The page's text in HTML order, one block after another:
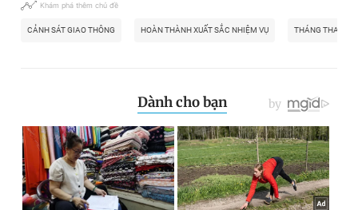
Khám phá thêm chủ đề
CẢNH SÁT GIAO THÔNG HOÀN THÀNH XUẤT SẮC NHIỆM VỤ THÁNG THANH